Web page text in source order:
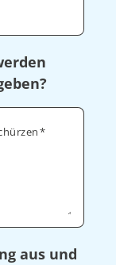
aus und